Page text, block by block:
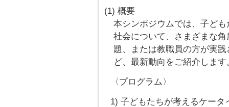
(1) 概要
本シンポジウムでは、子ど
社会について、さまざまな
題、または教職員の方が実
ど、最新動向をご紹介します
〈プログラム〉
1) 子どもたちが考えるケータ